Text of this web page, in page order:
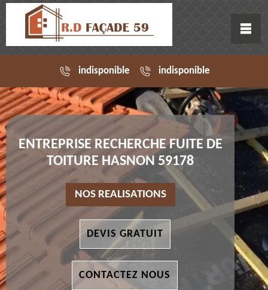
indisponible indisponible
ENTREPRISE RECHERCHE FUITE DE
TOITURE HASNON 59178
NOS REALISATIONS
DEVIS GRATUIT
CONTACTEZ NOUS